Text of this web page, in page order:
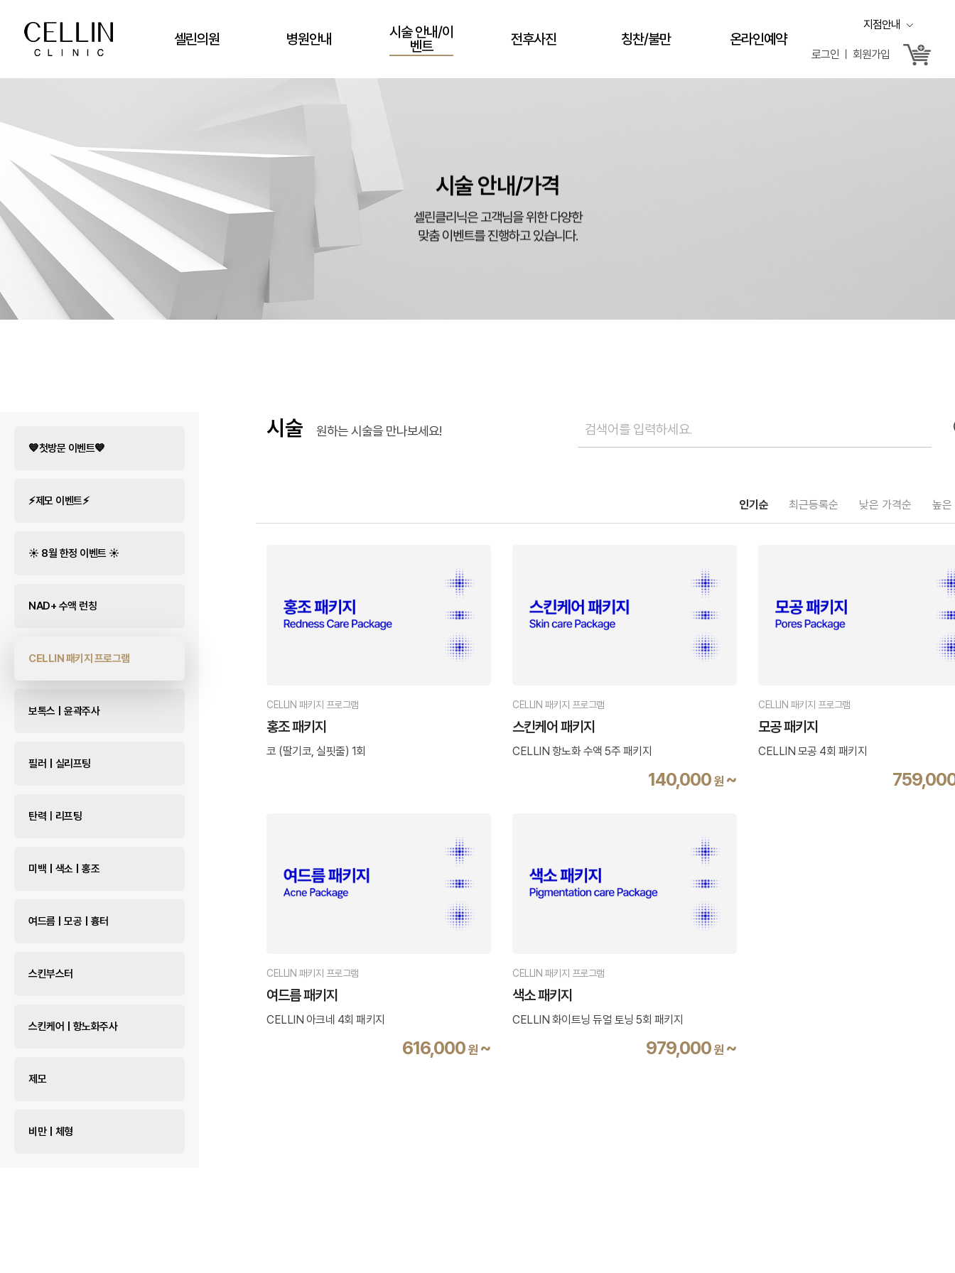
지점안내
로그인 ㅣ 회원가입
셀린의원 병원안내
시술 안내/이
벤트
전후사진 칭찬/불만 온라인예약
시술 안내/가격
셀린클리닉은 고객님을 위한 다양한
맞춤 이벤트를 진행하고 있습니다.
💙첫방문 이벤트💙
⚡제모 이벤트⚡
☀️ 8월 한정 이벤트 ☀️
NAD+ 수액 런칭
CELLIN 패키지 프로그램
보톡스 | 윤곽주사
필러 | 실리프팅
탄력ㅣ리프팅
미백 | 색소 | 홍조
여드름 | 모공 | 흉터
스킨부스터
스킨케어 | 항노화주사
제모
비만 | 체형
시술 원하는 시술을 만나보세요!
인기순 최근등록순 낮은 가격순 높은
CELLIN 패키지 프로그램
홍조 패키지
코 (딸기코, 실핏줄) 1회
CELLIN 패키지 프로그램
스킨케어 패키지
CELLIN 항노화 수액 5주 패키지
140,000 원 ~
CELLIN 패키지 프로그램
모공 패키지
CELLIN 모공 4회 패키지
CELLIN 패키지 프로그램
여드름 패키지
CELLIN 아크네 4회 패키지
616,000 원 ~
CELLIN 패키지 프로그램
색소 패키지
CELLIN 화이트닝 듀얼 토닝 5회 패키지
979,000 원 ~